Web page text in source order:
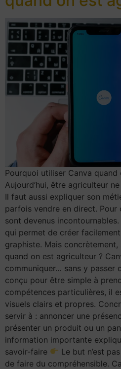
Pourquoi utiliser Canva
Aujourd’hui, être agriculteur
Il faut aussi expliquer son
parfois vendre en direct. Pour
sont devenus
qui permet de créer
graphiste. Mais
quand on est agriculteur ?
communiquer… sans y passer
conçu pour être simple à
compétences particulières, il
visuels clairs et propres.
servir à : annoncer une
présenter un produit ou un
information importante
savoir-faire
Le but n’est
de faire du compréhensible.